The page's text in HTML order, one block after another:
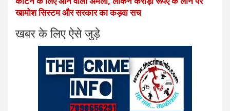
खामोश सिस्टम और सरकार का कड़वा सच
खबर के लिए ऐसे जुड़े